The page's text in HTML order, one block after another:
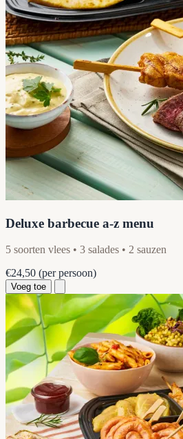
Deluxe barbecue a-z menu
5 soorten vlees • 3 salades • 2 sauzen
€24,50 (per persoon)
Voeg toe